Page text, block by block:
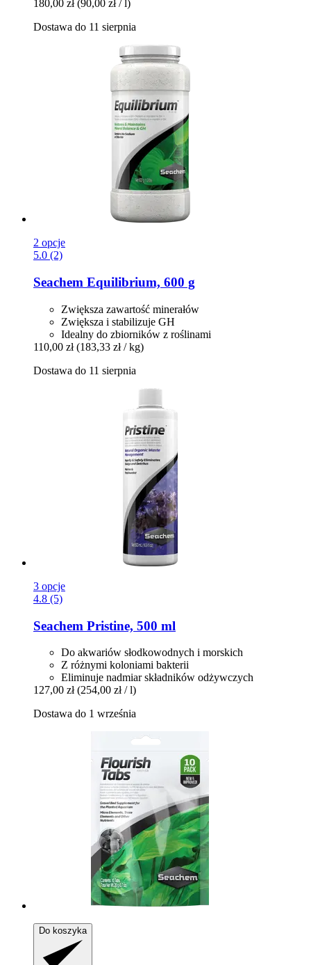
180,00 zł (90,00 zł / l)
Dostawa do 11 sierpnia
2 opcje
5.0 (2)
Seachem Equilibrium, 600 g
Zwiększa zawartość minerałów
Zwiększa i stabilizuje GH
Idealny do zbiorników z roślinami
110,00 zł (183,33 zł / kg)
Dostawa do 11 sierpnia
3 opcje
4.8 (5)
Seachem Pristine, 500 ml
Do akwariów słodkowodnych i morskich
Z różnymi koloniami bakterii
Eliminuje nadmiar składników odżywczych
127,00 zł (254,00 zł / l)
Dostawa do 1 września
Do koszyka